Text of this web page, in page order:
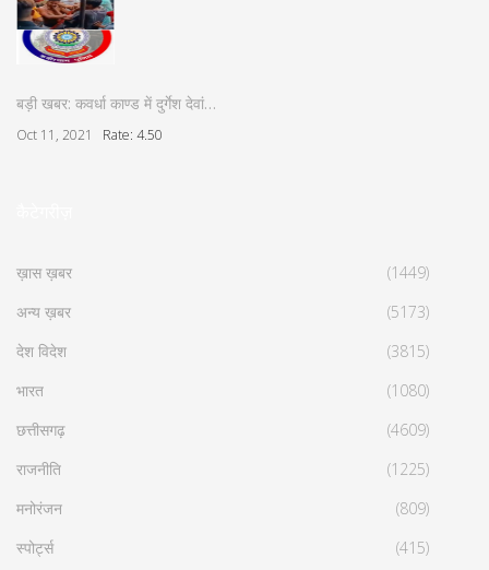
बड़ी खबर: कवर्धा काण्ड में दुर्गेश देवां…
Oct 11, 2021 Rate: 4.50
ख़ास ख़बर
(1449)
अन्य ख़बर
(5173)
देश विदेश
(3815)
भारत
(1080)
छत्तीसगढ़
(4609)
राजनीति
(1225)
मनोरंजन
(809)
स्पोर्ट्स
(415)